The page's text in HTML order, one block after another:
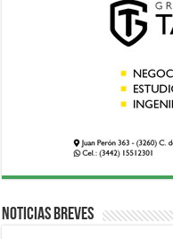
Noticias breves